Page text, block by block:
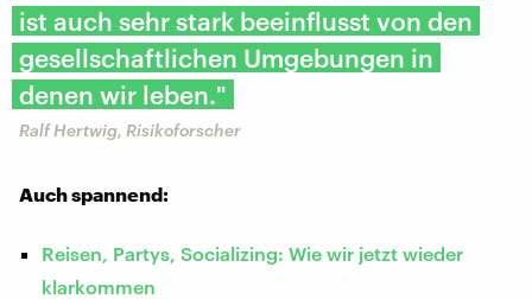
ist auch sehr stark beeinflusst von den
gesellschaftlichen Umgebungen in
denen wir leben."
Ralf Hertwig, Risikoforscher
Auch spannend:
Reisen, Partys, Socializing: Wie wir jetzt wieder
klarkommen